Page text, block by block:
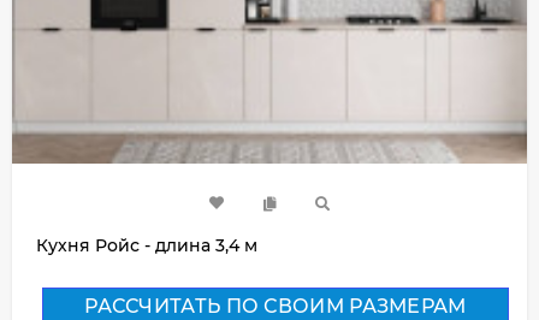
Кухня Ройс - длина 3,4 м
РАССЧИТАТЬ ПО СВОИМ РАЗМЕРАМ